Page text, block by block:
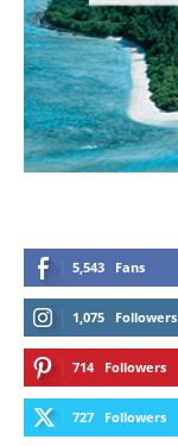
5,543 Fans
1,075 Followers
714 Followers
727 Followers